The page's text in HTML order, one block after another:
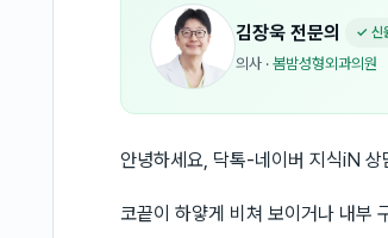
김장욱 전문의 ✓ 신
의사 · 봄밤성형외과의원
안녕하세요, 닥톡-네이버 지식iN 상
코끝이 하얗게 비쳐 보이거나 내부